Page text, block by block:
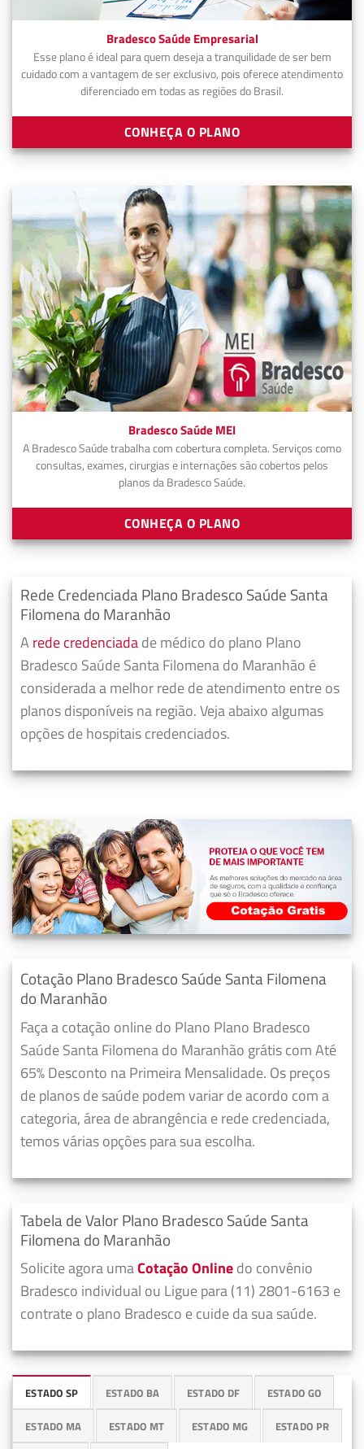
Bradesco Saúde Empresarial
Esse plano é ideal para quem deseja a tranquilidade de ser bem
cuidado com a vantagem de ser exclusivo, pois oferece atendimento
diferenciado em todas as regiões do Brasil.
CONHEÇA O PLANO
Bradesco Saúde MEI
A Bradesco Saúde trabalha com cobertura completa. Serviços como
consultas, exames, cirurgias e internações são cobertos pelos
planos da Bradesco Saúde.
CONHEÇA O PLANO
Rede Credenciada Plano Bradesco Saúde Santa
Filomena do Maranhão
A rede credenciadade médico do plano Plano
Bradesco Saúde Santa Filomena do Maranhão é
considerada a melhor rede de atendimento entre os
planos disponíveis na região. Veja abaixo algumas
opções de hospitais credenciados.
Cotação Plano Bradesco Saúde Santa Filomena
do Maranhão
Faça a cotação online do Plano Plano Bradesco
Saúde Santa Filomena do Maranhão grátis com Até
65% Desconto na Primeira Mensalidade. Os preços
de planos de saúde podem variar de acordo com a
categoria, área de abrangência e rede credenciada,
temos várias opções para sua escolha.
Tabela de Valor Plano Bradesco Saúde Santa
Filomena do Maranhão
Solicite agora umaCotação Onlinedo convênio
Bradesco individual ou Ligue para (11) 2801-6163 e
contrate o plano Bradesco e cuide da sua saúde.
ESTADO SP ESTADO BA ESTADO DF ESTADO GO
ESTADO MA ESTADO MT ESTADO MG ESTADO PR